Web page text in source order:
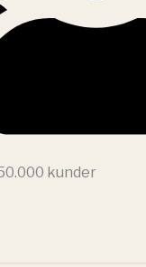
kunder